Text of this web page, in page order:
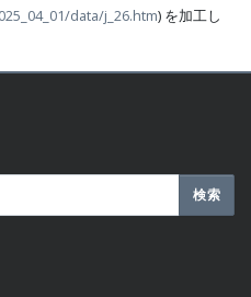
data/j_26.htm) を加工し